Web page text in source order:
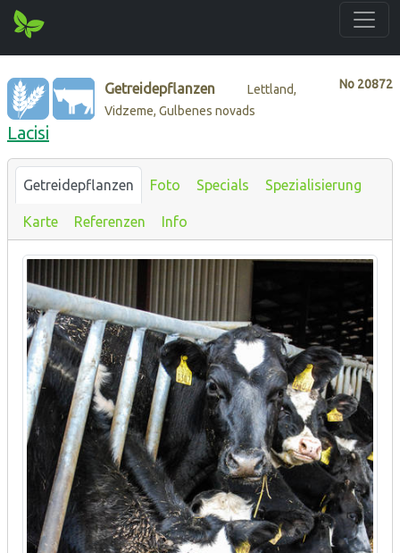
No 20872
Getreidepflanzen
Lettland,
Vidzeme, Gulbenes novads
Lacisi
Getreidepflanzen Foto Specials Spezialisierung
Karte Referenzen Info